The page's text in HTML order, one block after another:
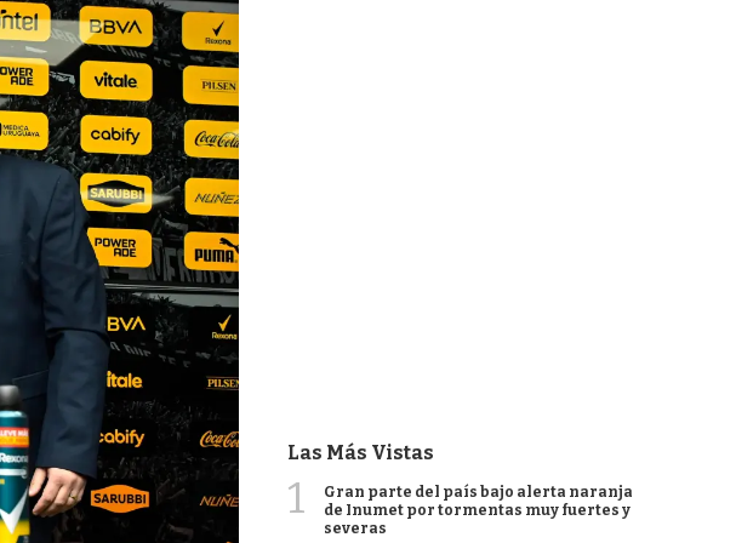
Las Más Vistas
1
Gran parte del país bajo alerta naranja
de Inumet por tormentas muy fuertes y
severas